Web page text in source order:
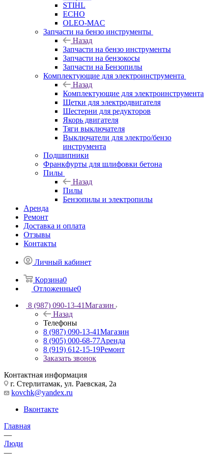
STIHL
ECHO
OLEO-MAC
Запчасти на бензо инструменты
Назад
Запчасти на бензо инструменты
Запчасти на бензокосы
Запчасти на Бензопилы
Комплектующие для электроинструмента
Назад
Комплектующие для электроинструмента
Щетки для электродвигателя
Шестерни для редукторов
Якорь двигателя
Тяги выключателя
Выключатели для электро/бензо
инструмента
Подшипники
Франкфурты для шлифовки бетона
Пилы
Назад
Пилы
Бензопилы и электропилы
Аренда
Ремонт
Доставка и оплата
Отзывы
Контакты
Личный кабинет
Корзина0
Отложенные0
8 (987) 090-13-41Магазин
Назад
Телефоны
8 (987) 090-13-41Магазин
8 (905) 000-68-77Аренда
8 (919) 612-15-19Ремонт
Заказать звонок
Контактная информация
г. Стерлитамак, ул. Раевская, 2а
kovchk@yandex.ru
Вконтакте
Главная
—
Люди
—